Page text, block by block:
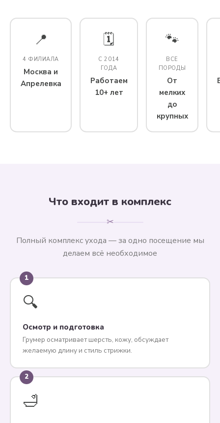
📍
4 ФИЛИАЛА
Москва и
Апрелевка
🗓️
С 2014
ГОДА
Работаем
10+ лет
🐾
ВСЕ
ПОРОДЫ
От
мелких
до
крупных
Что входит в комплекс
✂
Полный комплекс ухода — за одно посещение мы
делаем всё необходимое
1
🔍
Осмотр и подготовка
Грумер осматривает шерсть, кожу, обсуждает
желаемую длину и стиль стрижки.
2
🛁